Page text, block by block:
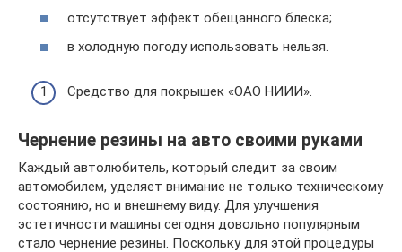
отсутствует эффект обещанного блеска;
в холодную погоду использовать нельзя.
Средство для покрышек «ОАО НИИИ».
Чернение резины на авто своими руками
Каждый автолюбитель, который следит за своим
автомобилем, уделяет внимание не только техническому
состоянию, но и внешнему виду. Для улучшения
эстетичности машины сегодня довольно популярным
стало чернение резины. Поскольку для этой процедуры